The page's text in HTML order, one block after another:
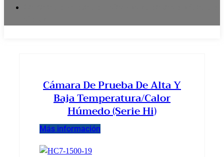
Cámara De Prueba De Alta Y
Baja Temperatura/calor
Húmedo (serie Hi)
Más información